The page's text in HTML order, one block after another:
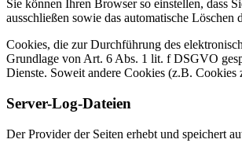
Sie können Ihren Browser so einstellen, dass
ausschließen sowie das automatische
Cookies, die zur Durchführung des
Grundlage von Art. 6 Abs. 1 lit. f DSGVO
Dienste. Soweit andere Cookies (z.B. Cookies
Server-Log-Dateien
Der Provider der Seiten erhebt und speichert